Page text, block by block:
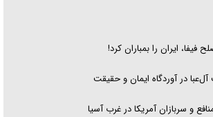
فیفا، ایران را بمباران کرد!
در آوردگاه ایمان و حقیقت
و سربازان آمریکا در غرب آسیا